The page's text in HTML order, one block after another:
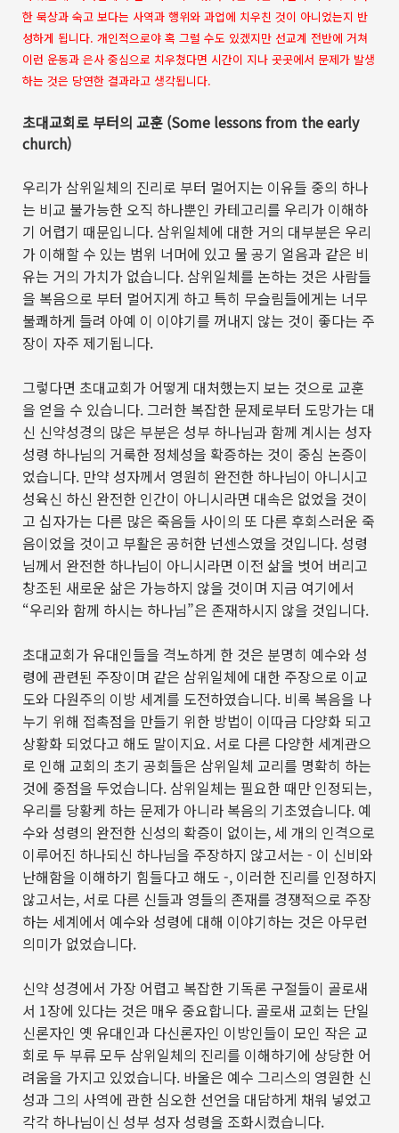
한 묵상과 숙고 보다는 사역과 행위와 과업에 치우친 것이 아니었는지 반
성하게 됩니다. 개인적으로야 혹 그럴 수도 있겠지만 선교계 전반에 거쳐
이런 운동과 은사 중심으로 치우쳤다면 시간이 지나 곳곳에서 문제가 발생
하는 것은 당연한 결과라고 생각됩니다.
초대교회로 부터의 교훈 (Some lessons from the early
church)
우리가 삼위일체의 진리로 부터 멀어지는 이유들 중의 하나
는 비교 불가능한 오직 하나뿐인 카테고리를 우리가 이해하
기 어렵기 때문입니다. 삼위일체에 대한 거의 대부분은 우리
가 이해할 수 있는 범위 너머에 있고 물 공기 얼음과 같은 비
유는 거의 가치가 없습니다. 삼위일체를 논하는 것은 사람들
을 복음으로 부터 멀어지게 하고 특히 무슬림들에게는 너무
불쾌하게 들려 아예 이 이야기를 꺼내지 않는 것이 좋다는 주
장이 자주 제기됩니다.
그렇다면 초대교회가 어떻게 대처했는지 보는 것으로 교훈
을 얻을 수 있습니다. 그러한 복잡한 문제로부터 도망가는 대
신 신약성경의 많은 부분은 성부 하나님과 함께 계시는 성자
성령 하나님의 거룩한 정체성을 확증하는 것이 중심 논증이
었습니다. 만약 성자께서 영원히 완전한 하나님이 아니시고
성육신 하신 완전한 인간이 아니시라면 대속은 없었을 것이
고 십자가는 다른 많은 죽음들 사이의 또 다른 후회스러운 죽
음이었을 것이고 부활은 공허한 넌센스였을 것입니다. 성령
님께서 완전한 하나님이 아니시라면 이전 삶을 벗어 버리고
창조된 새로운 삶은 가능하지 않을 것이며 지금 여기에서
“우리와 함께 하시는 하나님”은 존재하시지 않을 것입니다.
초대교회가 유대인들을 격노하게 한 것은 분명히 예수와 성
령에 관련된 주장이며 같은 삼위일체에 대한 주장으로 이교
도와 다원주의 이방 세계를 도전하였습니다. 비록 복음을 나
누기 위해 접촉점을 만들기 위한 방법이 이따금 다양화 되고
상황화 되었다고 해도 말이지요. 서로 다른 다양한 세계관으
로 인해 교회의 초기 공회들은 삼위일체 교리를 명확히 하는
것에 중점을 두었습니다. 삼위일체는 필요한 때만 인정되는,
우리를 당황케 하는 문제가 아니라 복음의 기초였습니다. 예
수와 성령의 완전한 신성의 확증이 없이는,세 개의 인격으로
이루어진 하나되신 하나님을 주장하지 않고서는 - 이 신비와
난해함을 이해하기 힘들다고 해도 -, 이러한 진리를 인정하지
않고서는, 서로 다른 신들과 영들의 존재를 경쟁적으로 주장
하는 세계에서 예수와 성령에 대해 이야기하는 것은 아무런
의미가 없었습니다.
신약 성경에서 가장 어렵고 복잡한 기독론 구절들이 골로새
서 1장에 있다는 것은 매우 중요합니다. 골로새 교회는 단일
신론자인 옛 유대인과 다신론자인 이방인들이 모인 작은 교
회로 두 부류 모두 삼위일체의 진리를 이해하기에 상당한 어
려움을 가지고 있었습니다. 바울은 예수 그리스의 영원한 신
성과 그의 사역에 관한 심오한 선언을 대담하게 채워 넣었고
각각 하나님이신 성부 성자 성령을 조화시켰습니다.